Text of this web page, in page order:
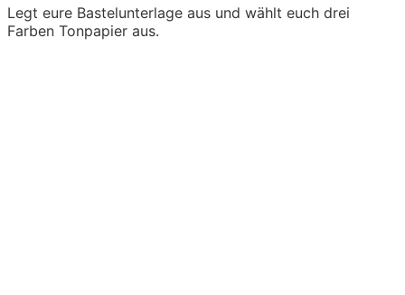
Legt eure Bastelunterlage aus und wählt euch drei
Farben Tonpapier aus.